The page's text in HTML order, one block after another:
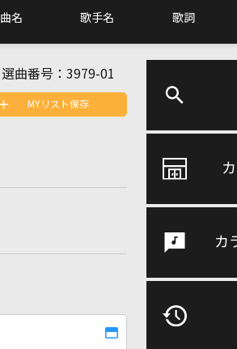
曲名 歌手名 歌詞
カ
選曲番号： 3979-01
MYリスト保存